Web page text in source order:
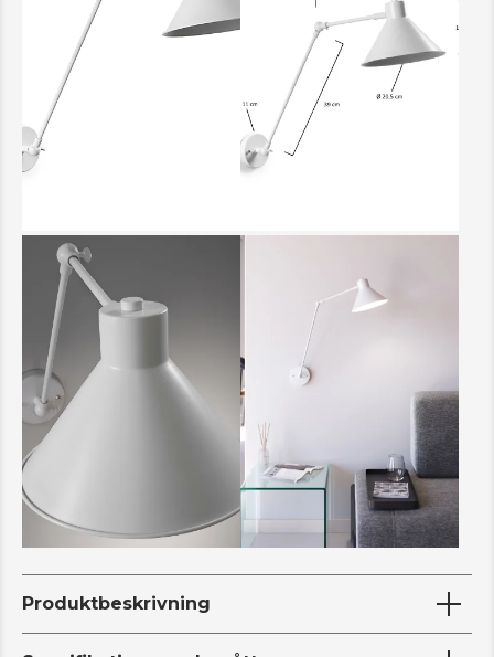
Produktbeskrivning